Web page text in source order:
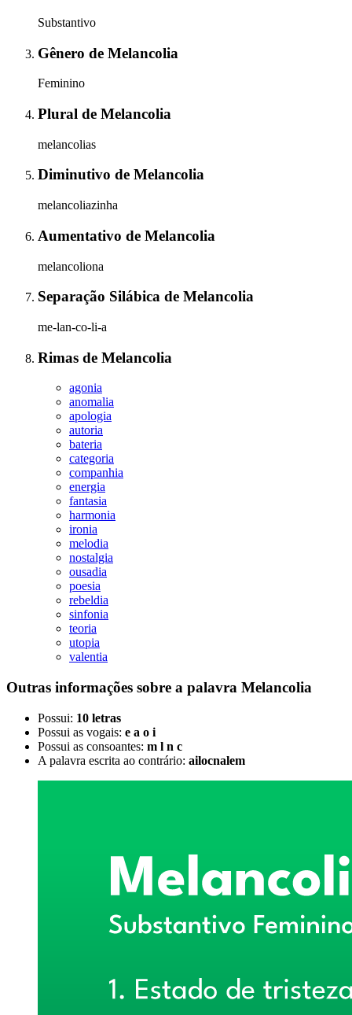
Substantivo
Gênero de Melancolia
Feminino
Plural de Melancolia
melancolias
Diminutivo de Melancolia
melancoliazinha
Aumentativo de Melancolia
melancoliona
Separação Silábica de Melancolia
me-lan-co-li-a
Rimas de Melancolia
agonia
anomalia
apologia
autoria
bateria
categoria
companhia
energia
fantasia
harmonia
ironia
melodia
nostalgia
ousadia
poesia
rebeldia
sinfonia
teoria
utopia
valentia
Outras informações sobre a palavra Melancolia
Possui: 10 letras
Possui as vogais: e a o i
Possui as consoantes: m l n c
A palavra escrita ao contrário: ailocnalem